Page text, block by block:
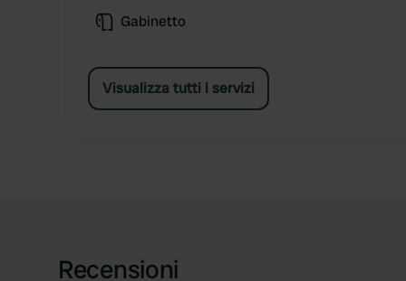
Gabinetto
Visualizza tutti i servizi
Recensioni